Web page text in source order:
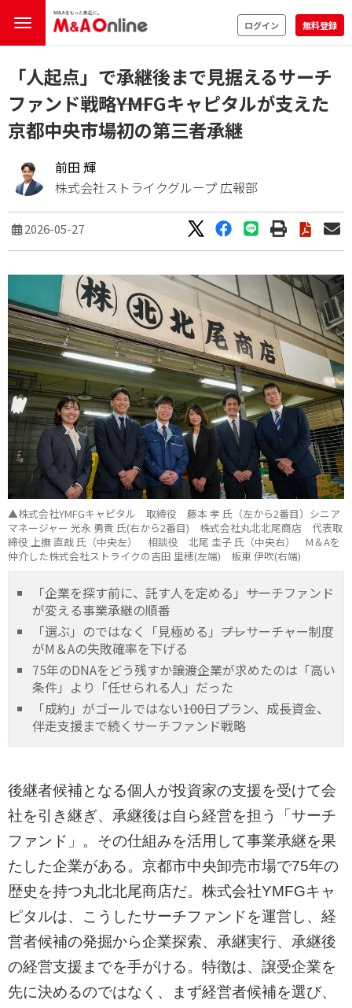
ログイン 無料登録
「人起点」で承継後まで見据えるサーチ
ファンド戦略――YMFGキャピタルが支えた
京都中央市場初の第三者承継
前田 輝
株式会社ストライクグループ 広報部
2026-05-27
▲株式会社YMFGキャピタル 取締役 藤本 孝 氏（左から2番目）シニア
マネージャー 光永 勇貴 氏(右から2番目) 株式会社丸北北尾商店 代表取
締役 上撫 直哉 氏（中央左） 相談役 北尾 圭子 氏（中央右） M＆Aを
仲介した株式会社ストライクの吉田 里穂(左端) 板東 伊吹(右端)
「企業を探す前に、託す人を定める」――サーチファンド
が変える事業承継の順番
「選ぶ」のではなく「見極める」――プレサーチャー制度
がM＆Aの失敗確率を下げる
75年のDNAをどう残すか――譲渡企業が求めたのは「高い
条件」より「任せられる人」だった
「成約」がゴールではない――100日プラン、成長資金、
伴走支援まで続くサーチファンド戦略
後継者候補となる個人が投資家の支援を受けて会
社を引き継ぎ、承継後は自ら経営を担う「サーチ
ファンド」。その仕組みを活用して事業承継を果
たした企業がある。京都市中央卸売市場で75年の
歴史を持つ丸北北尾商店だ。株式会社YMFGキャ
ピタルは、こうしたサーチファンドを運営し、経
営者候補の発掘から企業探索、承継実行、承継後
の経営支援までを手がける。特徴は、譲受企業を
先に決めるのではなく、まず経営者候補を選び、